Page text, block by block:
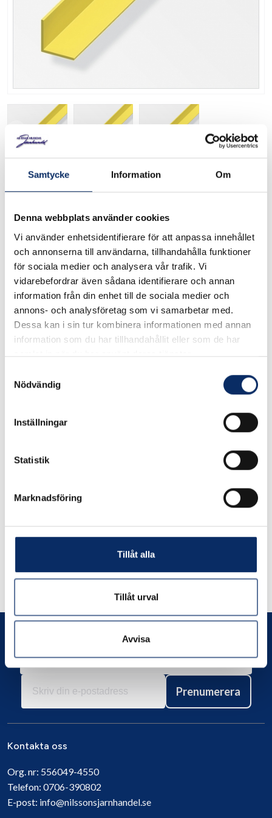
Samtycke Information Om
Denna webbplats använder cookies
Vi använder enhetsidentifierare för att anpassa innehållet
och annonserna till användarna, tillhandahålla funktioner
för sociala medier och analysera vår trafik. Vi
vidarebefordrar även sådana identifierare och annan
information från din enhet till de sociala medier och
annons- och analysföretag som vi samarbetar med.
Dessa kan i sin tur kombinera informationen med annan
information som du har tillhandahållit eller som de har
samlat in när du har använt deras tjänster.
Nödvändig
Inställningar
Statistik
Marknadsföring
Tillåt alla
Tillåt urval
Avvisa
Vinkelprofil i mässing
A20240L
Vinkelprofil i mässing Finns i flera storlekar 1 meters längder
I lager
VäljStorlek
Välj Storlek
Antal
Produktinformation expand_more
Liknande produkter
Andra har även tittat på
Prenumerera
Kontakta oss
Org. nr: 556049-4550
Telefon: 0706-390802
E-post: info@nilssonsjarnhandel.se